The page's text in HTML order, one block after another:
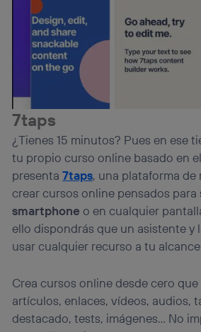
7taps
¿Tienes 15 minutos? Pues en ese
tu propio curso online basado en
presenta7taps, una plataforma
crear cursos online pensados
smartphone o en cualquier
ello dispondrás que un asistente y
usar cualquier recurso a tu
Crea cursos online desde cero
artículos, enlaces, vídeos, audios,
destacado, tests, imágenes… No